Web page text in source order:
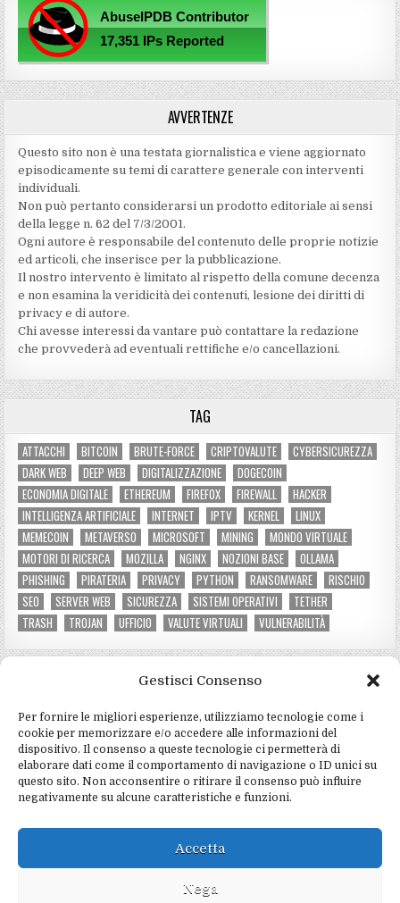
Gestisci Consenso
Per fornire le migliori esperienze, utilizziamo tecnologie come i
cookie per memorizzare e/o accedere alle informazioni del
dispositivo. Il consenso a queste tecnologie ci permetterà di
elaborare dati come il comportamento di navigazione o ID unici su
questo sito. Non acconsentire o ritirare il consenso può influire
negativamente su alcune caratteristiche e funzioni.
Accetta
Nega
AVVERTENZE
Questo sito non è una testata giornalistica e viene aggiornato
episodicamente su temi di carattere generale con interventi
individuali.
Non può pertanto considerarsi un prodotto editoriale ai sensi
della legge n. 62 del 7/3/2001.
Ogni autore è responsabile del contenuto delle proprie notizie
ed articoli, che inserisce per la pubblicazione.
Il nostro intervento è limitato al rispetto della comune decenza
e non esamina la veridicità dei contenuti‚ lesione dei diritti di
privacy e di autore.
Chi avesse interessi da vantare può contattare la redazione
che provvederà ad eventuali rettifiche e/o cancellazioni.
TAG
ATTACCHI BITCOIN BRUTE-FORCE CRIPTOVALUTE
CYBERSICUREZZA
DARK WEB
DEEP WEB DIGITALIZZAZIONE
DOGECOIN
ECONOMIA DIGITALE
ETHEREUM FIREFOX FIREWALL
HACKER
INTELLIGENZA ARTIFICIALE
INTERNET IPTV KERNEL
LINUX
MEMECOIN
METAVERSO MICROSOFT MINING
MONDO VIRTUALE
MOTORI DI RICERCA
MOZILLA NGINX NOZIONI BASE
OLLAMA
PHISHING
PIRATERIA PRIVACY PYTHON RANSOMWARE
RISCHIO
SEO
SERVER WEB SICUREZZA SISTEMI OPERATIVI
TETHER
TRASH
TROJAN UFFICIO VALUTE VIRTUALI VULNERABILITÀ
CATEGORIE DEL SITO
Criptovalute e mining (3)
Hardware e software(4)
Informatica e programmazione(4)